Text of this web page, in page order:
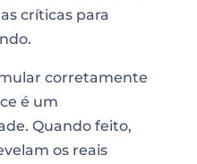
críticas para
corretamente
é um
Quando feito,
os reais